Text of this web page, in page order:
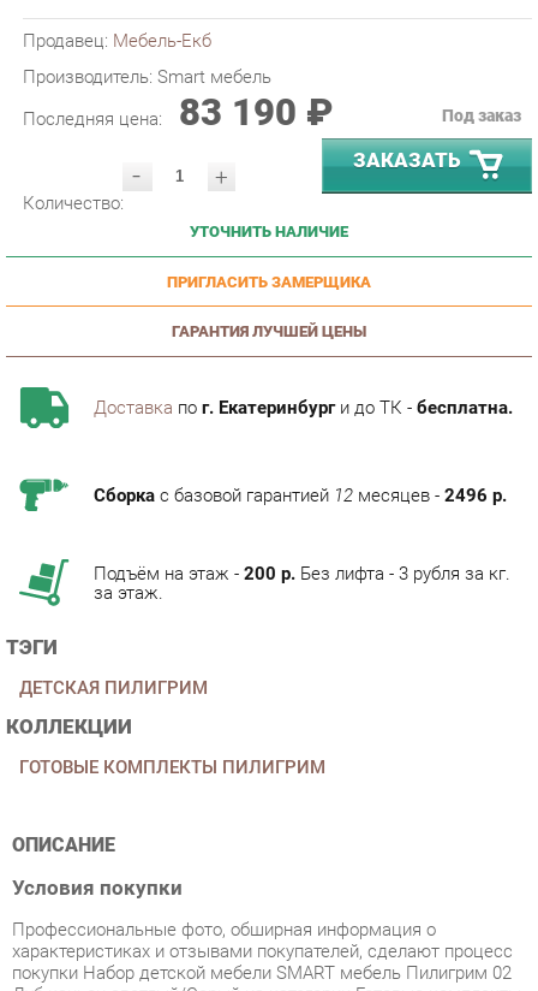
Производитель:Smart мебель
Последняя цена: 83 190 ₽
- ЗАКАЗАТЬ
УТОЧНИТЬ НАЛИЧИЕ
ПРИГЛАСИТЬ ЗАМЕРЩИКА
ГАРАНТИЯ ЛУЧШЕЙ ЦЕНЫ
Доставкапог. Екатеринбурги до ТК -бесплатна.
ТЭГИ
ОПИСАНИЕ
характеристиках и отзывами покупателей, сделают процесс
покупки Набор детской мебели SMART мебель Пилигрим 02
Дуб каньон светлый/Серый из категории Готовые комплекты
от производителя Smart мебель на нашем маркетплейсе
«Купи Мне Мебель» непринужденным.